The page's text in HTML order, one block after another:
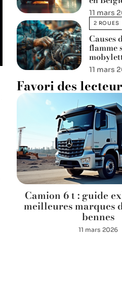
11 mars
2 ROUES
Causes
flamme
11 mars
Favori des
Camion 6 t : guide
meilleures marques
bennes
11 mars 2026